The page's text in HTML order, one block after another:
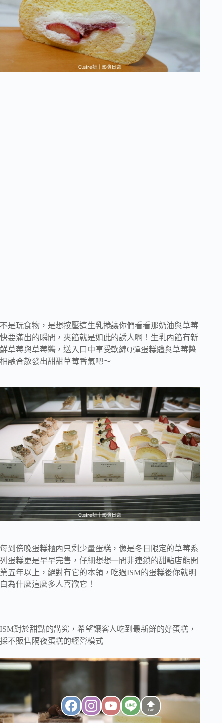
不是玩食物，是想按壓這生乳捲讓你們看看那奶油與草莓
快要滿出的瞬間，夾餡就是如此的誘人啊！生乳內餡有新
鮮草莓與草莓醬，送入口中享受軟綿Q彈蛋糕體與草莓醬
相融合散發出甜甜草莓香氣吧～
每到傍晚蛋糕櫃內只剩少量蛋糕，像是冬日限定的草莓系
列蛋糕更是早早完售，仔細想想一間非連鎖的甜點店能開
業五年以上，絕對有它的本領，吃過ISM的蛋糕後你就明
白為什麼這麼多人喜歡它！
ISM對於甜點的講究，希望讓客人吃到最新鮮的好蛋糕，
採不販售隔夜蛋糕的經營模式
TOP